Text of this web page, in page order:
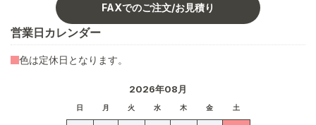
FAXでのご注文/お見積り
営業日カレンダー
2026年08月
日 月 火 水 木 金 土
色は定休日となります。